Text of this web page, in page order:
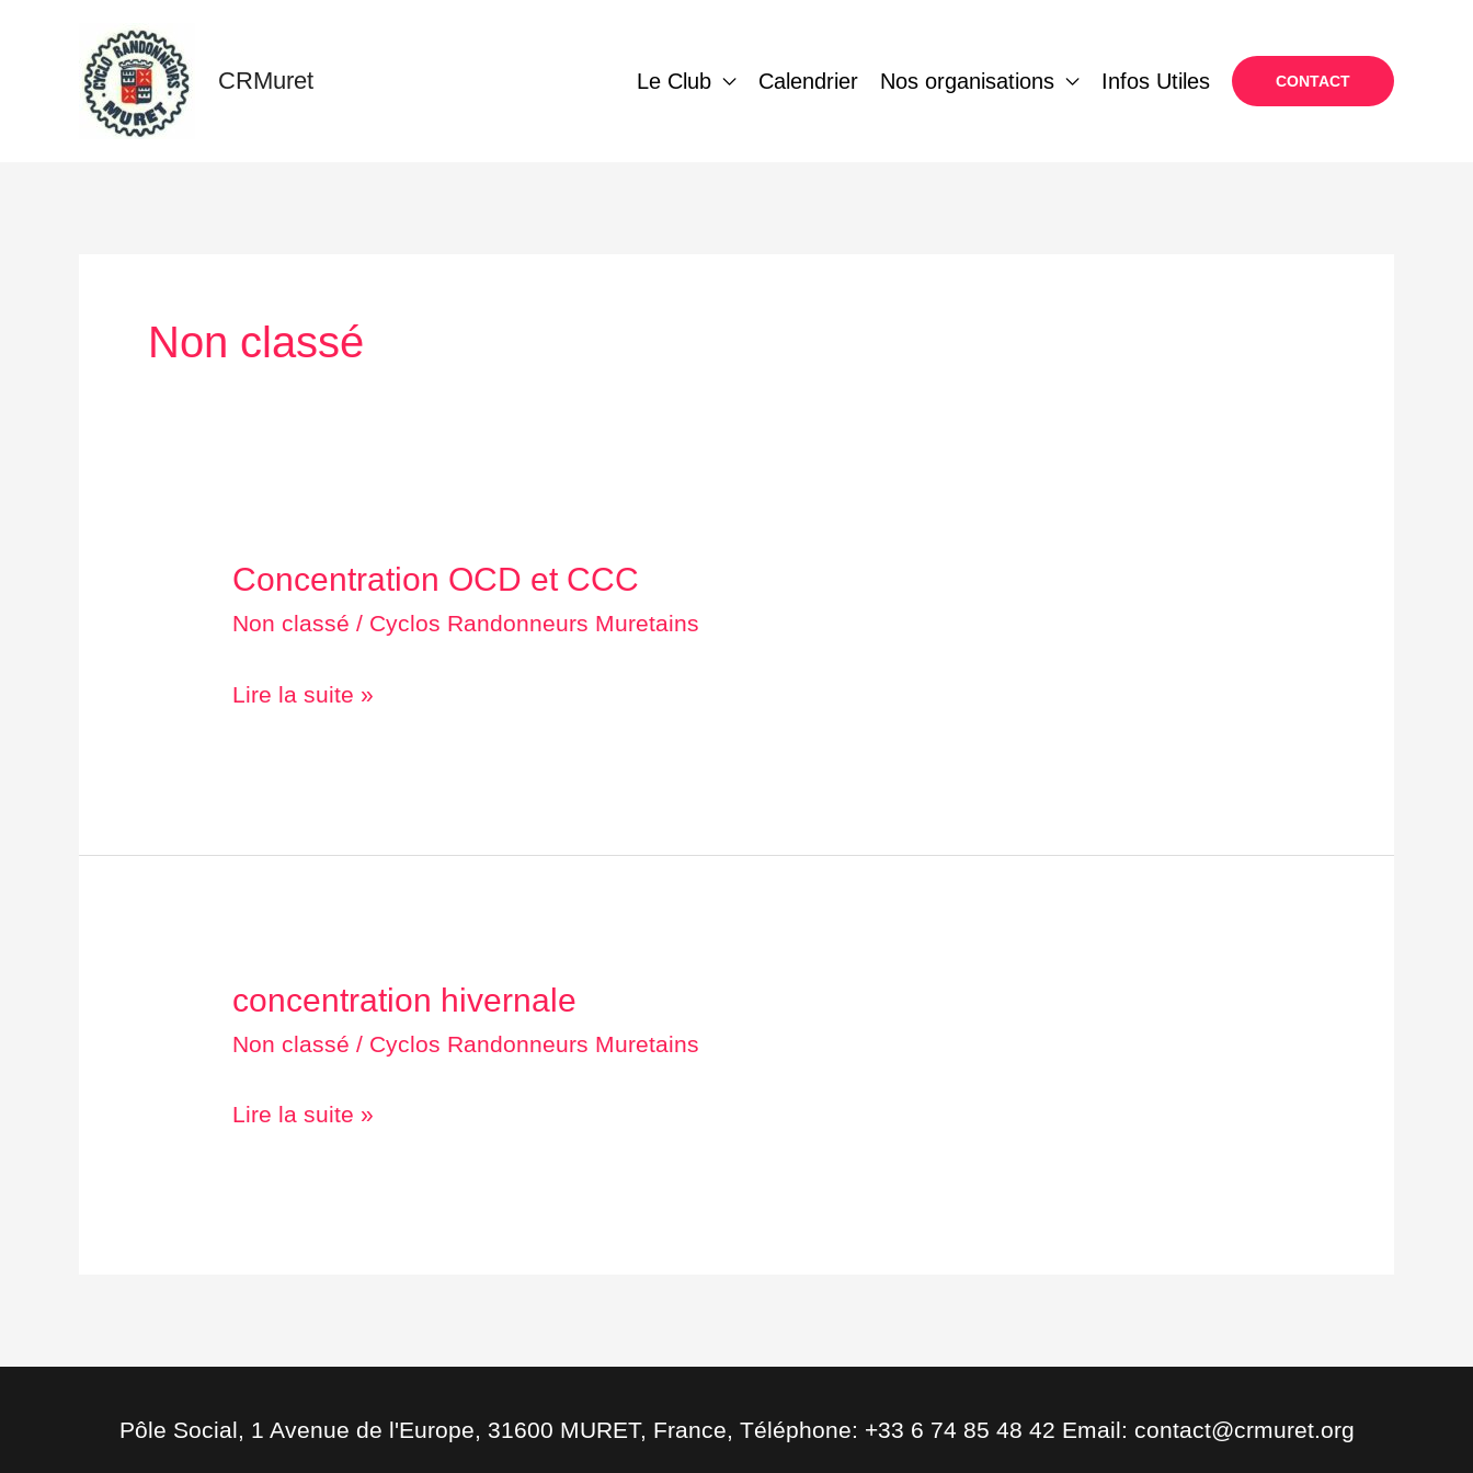
CRMuret Le Club Calendrier Nos organisations Infos Utiles CONTACT
Non classé
Concentration OCD et CCC
Non classé / Cyclos Randonneurs Muretains
Concentration
OCD
CCC
Lire la suite »
concentration hivernale
Non classé / Cyclos Randonneurs Muretains
concentration
hivernale
Lire la suite »
Pôle Social, 1 Avenue de l'Europe, 31600 MURET, France, Téléphone: +33 6 74 85 48 42 Email: contact@crmuret.org